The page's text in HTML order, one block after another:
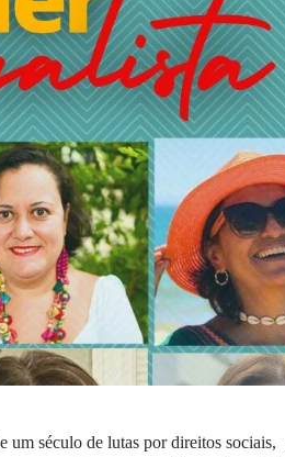
um século de lutas por direitos